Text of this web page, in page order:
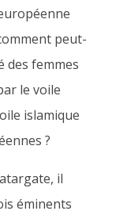
peut-
des femmes
le voile
islamique
?
il
éminents